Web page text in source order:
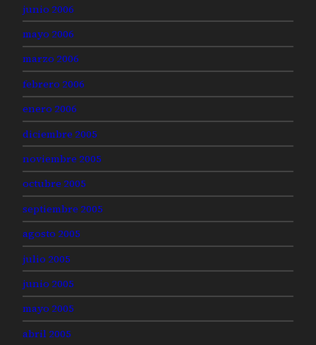
junio 2006
mayo 2006
marzo 2006
febrero 2006
enero 2006
diciembre 2005
noviembre 2005
octubre 2005
septiembre 2005
agosto 2005
julio 2005
junio 2005
mayo 2005
abril 2005